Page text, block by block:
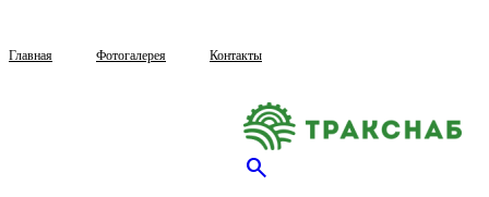
Главная Фотогалерея Контакты
search